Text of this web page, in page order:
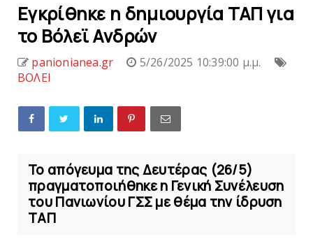
Εγκρίθηκε η δημιουργία TAΠ για
το Bόλεϊ Aνδρών
panionianea.gr
5/26/2025 10:39:00 μ.μ.
ΒΟΛΕΙ
Το απόγευμα της Δευτέρας (26/5)
πραγματοποιήθηκε η Γενική Συνέλευση
του Πανιωνίου ΓΣΣ με θέμα την ίδρυση
ΤΑΠ